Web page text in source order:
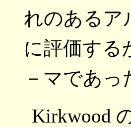
れのあるア
に評価する
－マであっ
Kirkwood